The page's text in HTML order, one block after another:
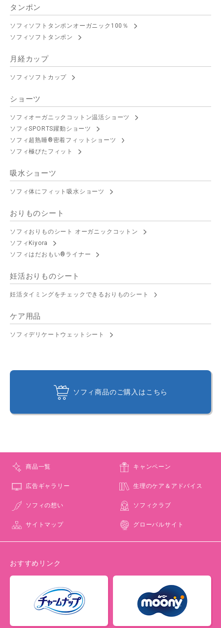
タンポン
ソフィソフトタンポンオーガニック100％
ソフィソフトタンポン
月経カップ
ソフィソフトカップ
ショーツ
ソフィオーガニックコットン温活ショーツ
ソフィSPORTS躍動ショーツ
ソフィ超熟睡®密着フィットショーツ
ソフィ極ぴたフィット
吸水ショーツ
ソフィ体にフィット吸水ショーツ
おりものシート
ソフィおりものシート オーガニックコットン
ソフィKiyora
ソフィはだおもい®ライナー
妊活おりものシート
妊活タイミングをチェックできるおりものシート
ケア用品
ソフィデリケートウェットシート
ソフィ商品のご購入はこちら
商品一覧 キャンペーン
広告ギャラリー 生理のケア＆アドバイス
ソフィの想い ソフィクラブ
サイトマップ グローバルサイト
おすすめリンク